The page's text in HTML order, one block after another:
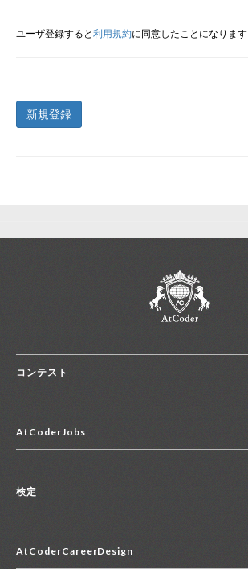
ユーザ登録すると利用規約に同意したことになります
新規登録
コンテスト
コンテスト一覧
便利リンク集
AtCoderJobs
2027年新卒採用求人一覧
中途採用求人一覧
検定
マイページ
AtCoderCareerDesign